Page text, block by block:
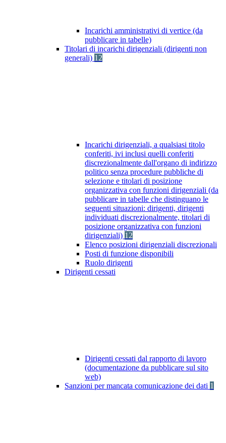
Incarichi amministrativi di vertice (da
pubblicare in tabelle)
Titolari di incarichi dirigenziali (dirigenti non
generali) 12
Incarichi dirigenziali, a qualsiasi titolo
conferiti, ivi inclusi quelli conferiti
discrezionalmente dall'organo di indirizzo
politico senza procedure pubbliche di
selezione e titolari di posizione
organizzativa con funzioni dirigenziali (da
pubblicare in tabelle che distinguano le
seguenti situazioni: dirigenti, dirigenti
individuati discrezionalmente, titolari di
posizione organizzativa con funzioni
dirigenziali) 12
Elenco posizioni dirigenziali discrezionali
Posti di funzione disponibili
Ruolo dirigenti
Dirigenti cessati
Dirigenti cessati dal rapporto di lavoro
(documentazione da pubblicare sul sito
web)
Sanzioni per mancata comunicazione dei dati 1